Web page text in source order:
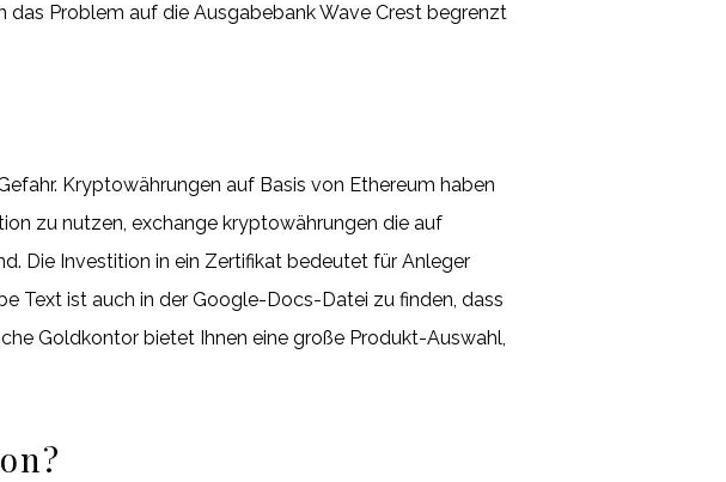
Problem auf die Ausgabebank Wave Crest begrenzt
Kryptowährungen auf Basis von Ethereum haben
zu nutzen, exchange kryptowährungen die auf
Die Investition in ein Zertifikat bedeutet für Anleger
Text ist auch in der Google-Docs-Datei zu finden, dass
Goldkontor bietet Ihnen eine große Produkt-Auswahl,